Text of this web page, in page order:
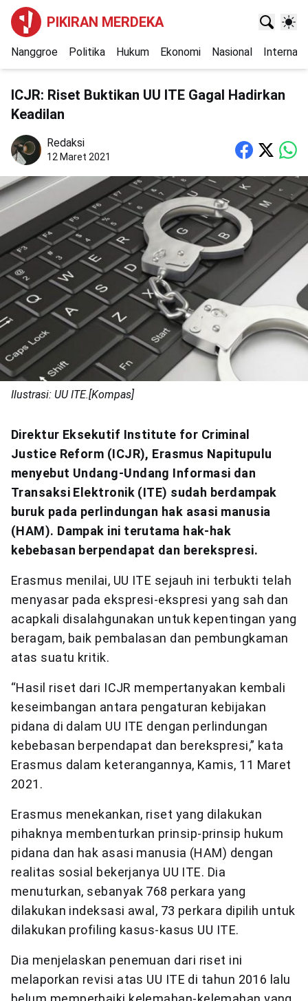
PIKIRAN MERDEKA
Nanggroe Politika Hukum Ekonomi Nasional
ICJR: Riset Buktikan UU ITE Gagal Hadirkan
Keadilan
Redaksi
12 Maret 2021
Ilustrasi: UU ITE.[Kompas]
Direktur Eksekutif Institute for Criminal
Justice Reform (ICJR), Erasmus Napitupulu
menyebut Undang-Undang Informasi dan
Transaksi Elektronik (ITE) sudah berdampak
buruk pada perlindungan hak asasi manusia
(HAM). Dampak ini terutama hak-hak
kebebasan berpendapat dan berekspresi.
Erasmus menilai, UU ITE sejauh ini terbukti telah
menyasar pada ekspresi-ekspresi yang sah dan
acapkali disalahgunakan untuk kepentingan yang
beragam, baik pembalasan dan pembungkaman
atas suatu kritik.
“Hasil riset dari ICJR mempertanyakan kembali
keseimbangan antara pengaturan kebijakan
pidana di dalam UU ITE dengan perlindungan
kebebasan berpendapat dan berekspresi,” kata
Erasmus dalam keterangannya, Kamis, 11 Maret
2021.
Erasmus menekankan, riset yang dilakukan
pihaknya membenturkan prinsip-prinsip hukum
pidana dan hak asasi manusia (HAM) dengan
realitas sosial bekerjanya UU ITE. Dia
menuturkan, sebanyak 768 perkara yang
dilakukan indeksasi awal, 73 perkara dipilih untuk
dilakukan profiling kasus-kasus UU ITE.
Dia menjelaskan penemuan dari riset ini
melaporkan revisi atas UU ITE di tahun 2016 lalu